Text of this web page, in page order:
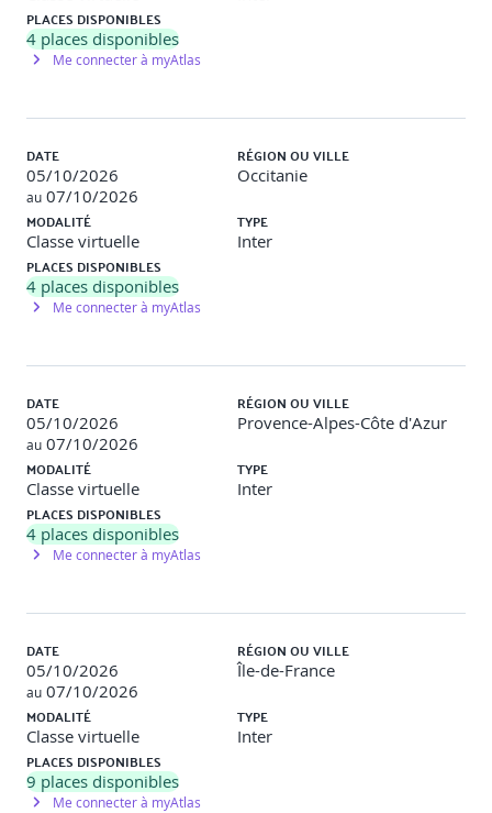
Travaux pratiques
travaux pratiques.
Modalités d'évaluation
mises en situation, travaux pratiques…
Le participant complète également un test de
positionnement en amont et en aval pour valider les
compétences acquises.
Programme de la formation
Identifier les enjeux et les objectifs d’un entretien de
recrutement
Comprendre la place de l’entretien de recrutement dans
le processus global : un enjeu fort pour attirer les talents.
Cerner les intérêts et limites de l’entretien de
recrutement.
Comprendre les attentes et besoins des candidats dans
PLACES DISPONIBLES
4 places disponibles
Me connecter à myAtlas
DATE
05/10/2026
au 07/10/2026
RÉGION OU VILLE
Occitanie
MODALITÉ
Classe virtuelle
TYPE
Inter
PLACES DISPONIBLES
4 places disponibles
Me connecter à myAtlas
DATE
05/10/2026
au 07/10/2026
RÉGION OU VILLE
Provence-Alpes-Côte d'Azur
MODALITÉ
Classe virtuelle
TYPE
Inter
PLACES DISPONIBLES
4 places disponibles
Me connecter à myAtlas
DATE
05/10/2026
au 07/10/2026
RÉGION OU VILLE
Île-de-France
MODALITÉ
Classe virtuelle
TYPE
Inter
PLACES DISPONIBLES
9 places disponibles
Me connecter à myAtlas